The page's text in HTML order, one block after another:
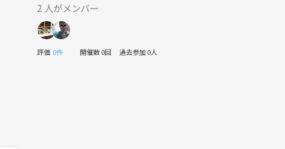
2 人がメンバー
評価 0件 開催数 0回 過去参加 0人